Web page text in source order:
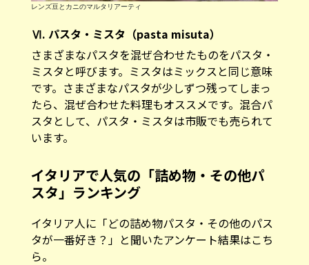
レンズ豆とカニのマルタリアーティ
Ⅵ. パスタ・ミスタ（pasta misuta）
さまざまなパスタを混ぜ合わせたものをパスタ・
ミスタと呼びます。ミスタはミックスと同じ意味
です。さまざまなパスタが少しずつ残ってしまっ
たら、混ぜ合わせた料理もオススメです。混合パ
スタとして、パスタ・ミスタは市販でも売られて
います。
イタリアで人気の「詰め物・その他パ
スタ」ランキング
イタリア人に「どの詰め物パスタ・その他のパス
タが一番好き？」と聞いたアンケート結果はこち
ら。